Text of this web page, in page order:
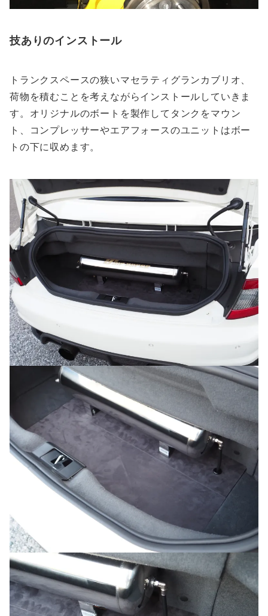
技ありのインストール
トランクスペースの狭いマセラティグランカブリオ、
荷物を積むことを考えながらインストールしていきま
す。オリジナルのボートを製作してタンクをマウン
ト、コンプレッサーやエアフォースのユニットはボー
トの下に収めます。